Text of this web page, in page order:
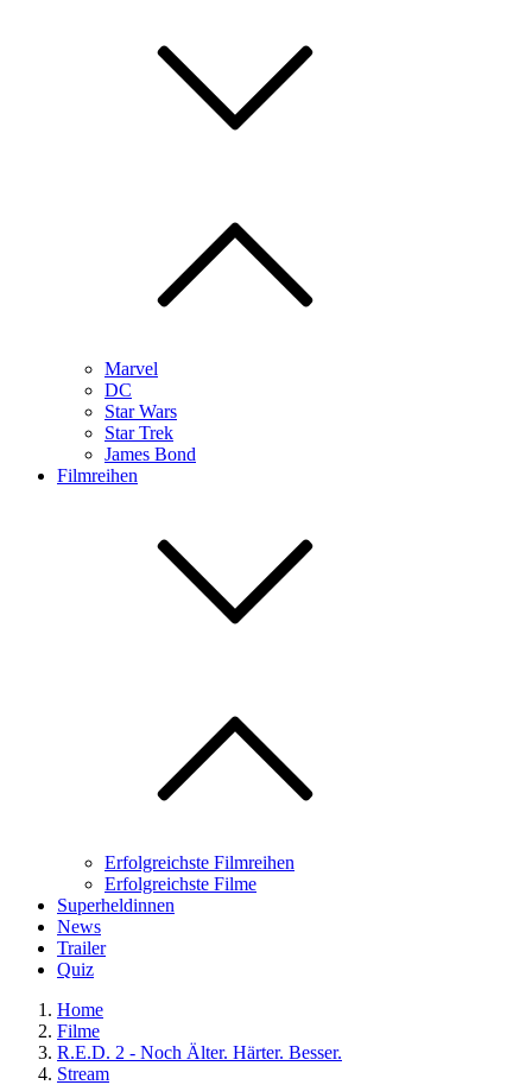
Marvel
DC
Star Wars
Star Trek
James Bond
Filmreihen
Erfolgreichste Filmreihen
Erfolgreichste Filme
Superheldinnen
News
Trailer
Quiz
Home
Filme
R.E.D. 2 - Noch Älter. Härter. Besser.
Stream